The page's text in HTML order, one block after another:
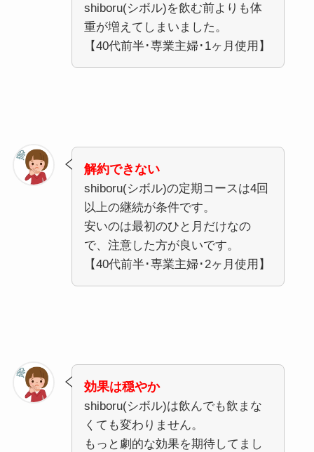
shiboru(シボル)を飲む前よりも体
重が増えてしまいました。
【40代前半･専業主婦･1ヶ月使用】
解約できない
shiboru(シボル)の定期コースは4回
以上の継続が条件です。
安いのは最初のひと月だけなの
で、注意した方が良いです。
【40代前半･専業主婦･2ヶ月使用】
効果は穏やか
shiboru(シボル)は飲んでも飲まな
くても変わりません。
もっと劇的な効果を期待してまし